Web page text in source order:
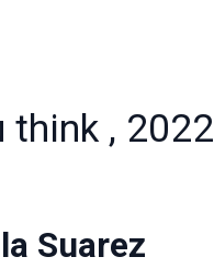
think , 2022
Suarez